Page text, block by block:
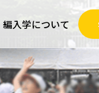
編入学について